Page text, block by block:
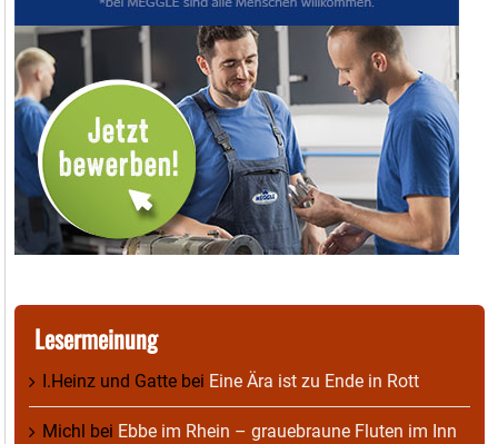
Lesermeinung
I.Heinz und Gatte bei Eine Ära ist zu Ende in Rott
Michl bei Ebbe im Rhein – grauebraune Fluten im Inn